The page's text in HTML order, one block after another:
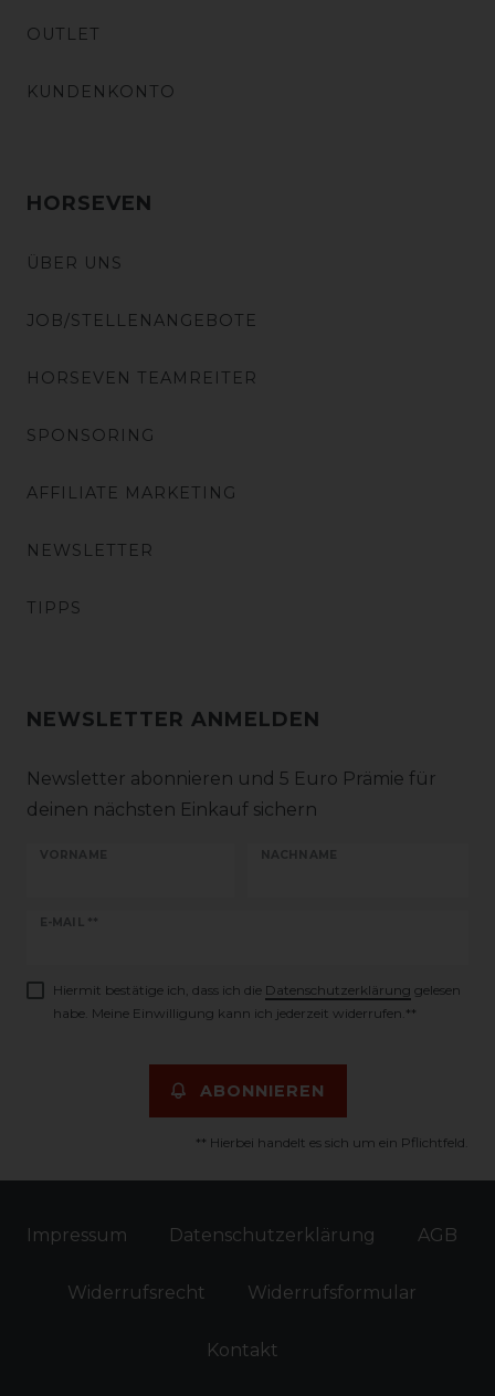
OUTLET
KUNDENKONTO
HORSEVEN
ÜBER UNS
JOB/STELLENANGEBOTE
HORSEVEN TEAMREITER
SPONSORING
AFFILIATE MARKETING
NEWSLETTER
TIPPS
NEWSLETTER ANMELDEN
Newsletter abonnieren und 5 Euro Prämie für
deinen nächsten Einkauf sichern
VORNAME NACHNAME
E-MAIL **
Newsletter
Hiermit bestätige ich, dass ich die Daten­schutz­erklärung gelesen
habe. Meine Einwilligung kann ich jederzeit widerrufen.**
ABONNIEREN
** Hierbei handelt es sich um ein Pflichtfeld.
Impressum Daten­schutz­erklärung AGB
Widerrufs­recht Widerrufs­formular
Kontakt